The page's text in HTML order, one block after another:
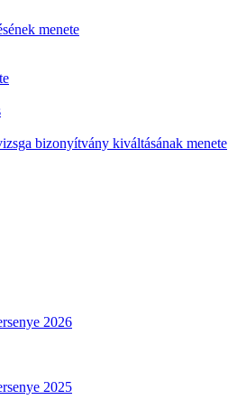
menete
bizonyítvány kiváltásának menete
2026
2025